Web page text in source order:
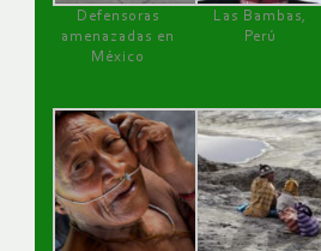
Defensoras
amenazadas en
México
Las Bambas,
Perú